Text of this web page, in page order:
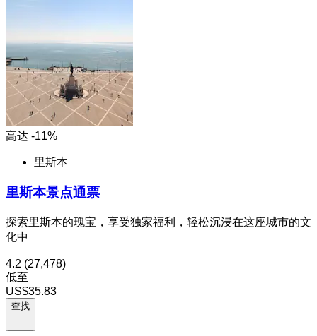
高达 -11%
里斯本
里斯本景点通票
探索里斯本的瑰宝，享受独家福利，轻松沉浸在这座城市的文
化中
4.2 (27,478)
低至
US$35.83
查找